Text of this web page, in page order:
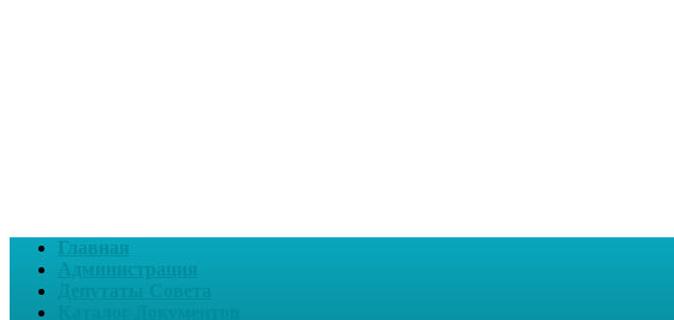
Главная
Администрация